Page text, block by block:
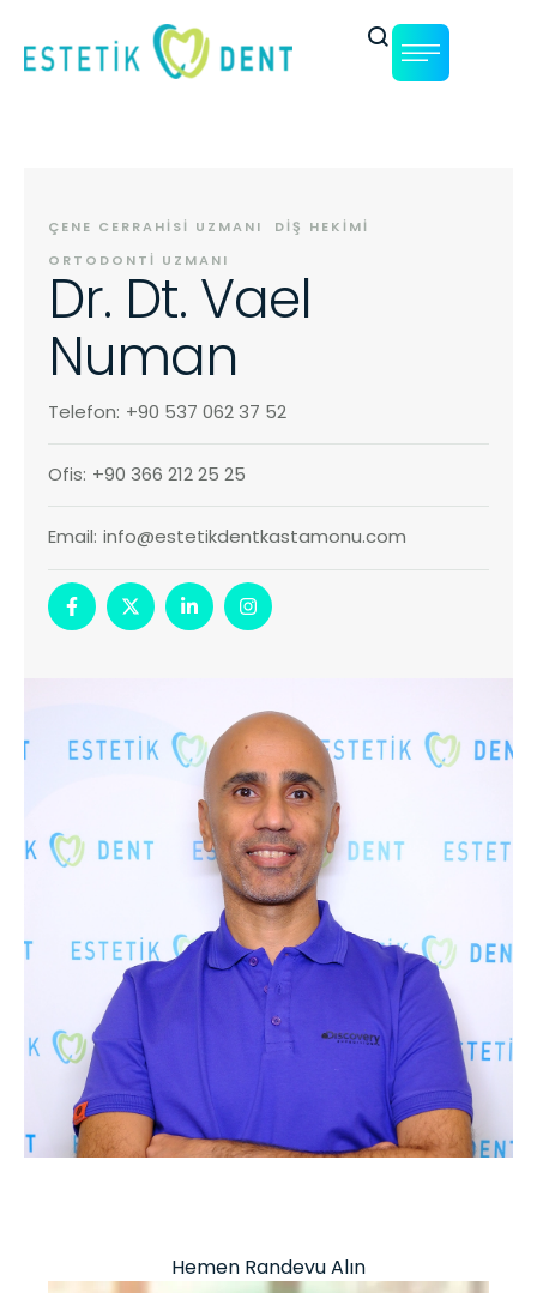
ÇENE CERRAHISI UZMANI
DIŞ HEKIMI
ORTODONTI UZMANI
Dr. Dt. Vael
Numan
Telefon: +90 537 062 37 52
Ofis: +90 366 212 25 25
Email: info@estetikdentkastamonu.com
Hemen Randevu Alın